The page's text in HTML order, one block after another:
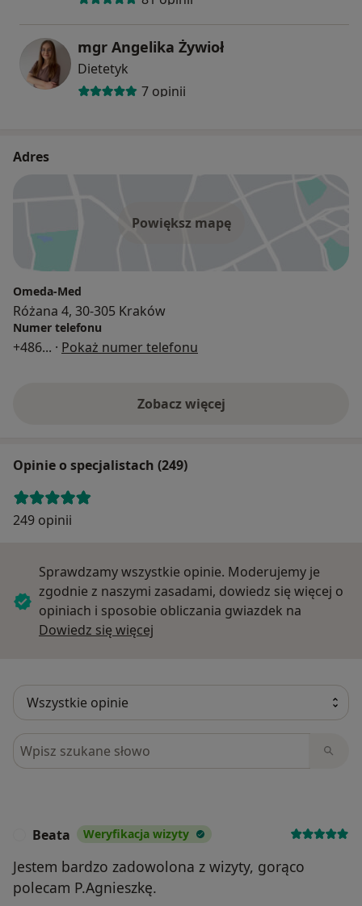
mgr Angelika Żywioł
Dietetyk
7 opinii
Adres
Powiększ mapę
Omeda-Med
Różana 4, 30-305 Kraków
Numer telefonu
+486... · Pokaż numer telefonu
Zobacz więcej
Opinie o specjalistach (249)
249 opinii
Sprawdzamy wszystkie opinie. Moderujemy je
zgodnie z naszymi zasadami, dowiedz się więcej o
opiniach i sposobie obliczania gwiazdek na
Dowiedz się więcej
Szukaj w opiniach
Beata Weryfikacja wizyty
Jestem bardzo zadowolona z wizyty, gorąco
polecam P.Agnieszkę.